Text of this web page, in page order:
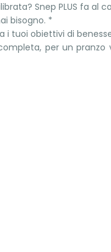
Snep PLUS fa al
bisogno. *
tuoi obiettivi di
per un